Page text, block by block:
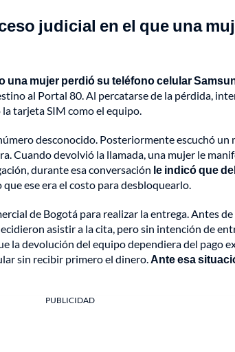
judicial en el que una
una mujer perdió su teléfono celular
al Portal 80. Al percatarse de la pérdida,
tarjeta SIM como el equipo.
desconocido. Posteriormente escuchó un
Cuando devolvió la llamada, una mujer le
durante esa conversación le indicó que
ese era el costo para desbloquearlo.
de Bogotá para realizar la entrega. Antes
asistir a la cita, pero sin intención de
la devolución del equipo dependiera del pago
sin recibir primero el dinero.Ante esa
PUBLICIDAD